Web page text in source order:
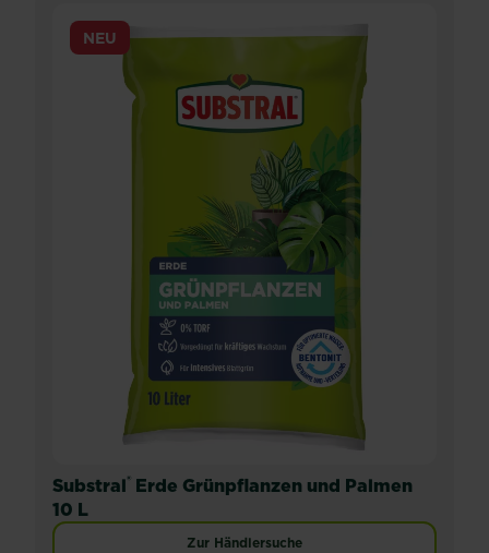
Substral® Erde Grünpflanzen und Palmen
10 L
Zur Händlersuche
NEU